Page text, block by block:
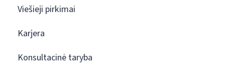
Viešieji pirkimai
Karjera
Konsultacinė taryba